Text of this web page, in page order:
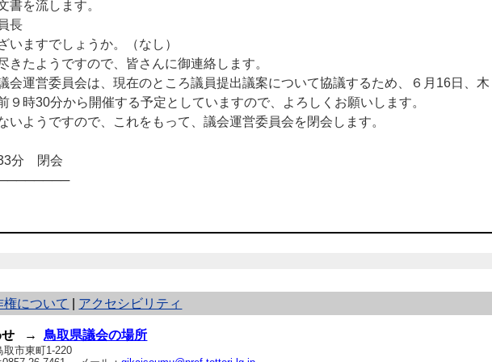
書を流します。
長
いますでしょうか。（なし）
きたようですので、皆さんに御連絡します。
会運営委員会は、現在のところ議員提出議案について協議するため、６月16日、木
９時30分から開催する予定としていますので、よろしくお願いします。
いようですので、これをもって、議会運営委員会を閉会します。
分 閉会
権について アクセシビリティ
→鳥取県議会の場所
取市東町1-220